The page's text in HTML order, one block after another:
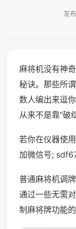
发
麻将机没有神
秘诀。那些所
数人编出来逗
从来不是靠"破
若你在仪器使
加微信号;
普通麻将机调
通过一些无需
制麻将牌功能的